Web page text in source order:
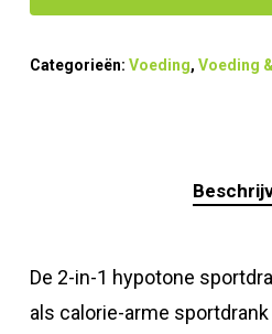
Categorieën: Voeding, Voeding
De 2-in-1 hypotone
als calorie-arme sportdrank